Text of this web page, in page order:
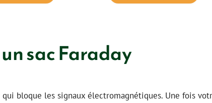
sac Faraday
bloque les signaux électromagnétiques. Une fois